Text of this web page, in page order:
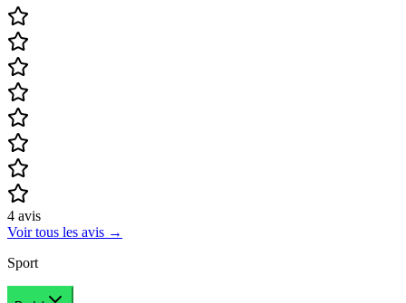
4 avis
Voir tous les avis →
Sport